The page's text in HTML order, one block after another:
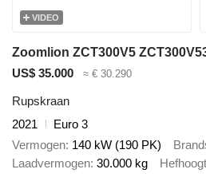
VIDEO
Zoomlion ZCT300V5
US$ 35.000
≈ € 30.290
Rupskraan
2021
Euro 3
Vermogen 140 kW (190 PK)
Laadvermogen 30.000 kg